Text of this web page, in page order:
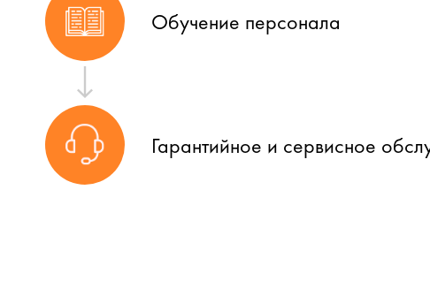
Обучение персонала
Гарантийное и сервисное